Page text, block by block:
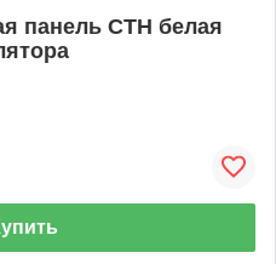
панель СТН белая